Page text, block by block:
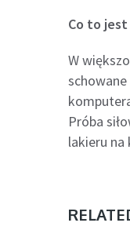
Co to
W
Próba
lakieru na